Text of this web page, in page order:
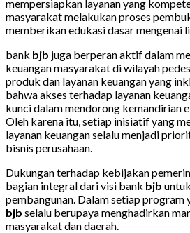
mempersiapkan layanan yang
masyarakat melakukan proses
memberikan edukasi dasar mengenai
bank bjb juga berperan aktif dalam
keuangan masyarakat di wilayah
produk dan layanan keuangan yang
bahwa akses terhadap layanan
kunci dalam mendorong kemandirian
Oleh karena itu, setiap inisiatif yang
layanan keuangan selalu menjadi
bisnis perusahaan.
Dukungan terhadap kebijakan
bagian integral dari visi bank bjb
pembangunan. Dalam setiap program
bjb selalu berupaya menghadirkan
masyarakat dan daerah.